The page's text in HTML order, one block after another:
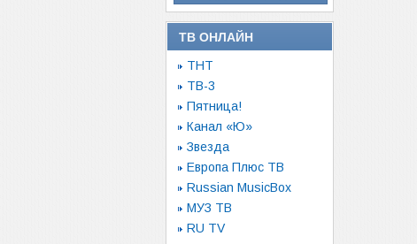
ТВ ОНЛАЙН
ТНТ
ТВ-3
Пятница!
Канал «Ю»
Звезда
Европа Плюс ТВ
Russian MusicBox
МУЗ ТВ
RU TV